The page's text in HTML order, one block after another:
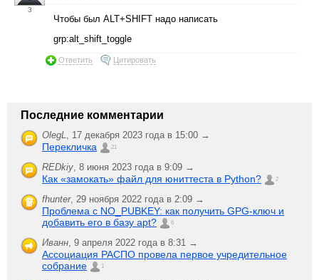
3
Чтобы был ALT+SHIFT надо написать
grp:alt_shift_toggle
Ответить Цитировать
Последние комментарии
OlegL, 17 декабря 2023 года в 15:00 →
Перекличка 21
REDkiy, 8 июня 2023 года в 9:09 →
Как «замокать» файл для юниттеста в Python? 2
fhunter, 29 ноября 2022 года в 2:09 →
Проблема с NO_PUBKEY: как получить GPG-ключ и
добавить его в базу apt?
6
Иванн, 9 апреля 2022 года в 8:31 →
Ассоциация РАСПО провела первое учредительное
собрание
1